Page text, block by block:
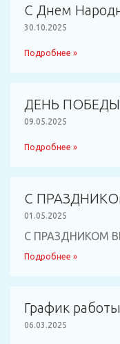
С Днем
30.10.2025
Подробнее »
ДЕНЬ ПОБЕДЫ
09.05.2025
Подробнее »
С
01.05.2025
С ПРАЗДНИКОМ
Подробнее »
График
06.03.2025